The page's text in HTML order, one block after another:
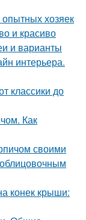
хозяек
и красиво
и варианты
интерьера.
классики до
Как
своими
конек крыши: